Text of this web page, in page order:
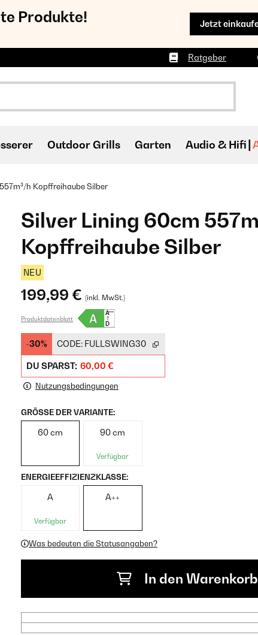
Produkte! Jetzt
Ratgeber
Outdoor Grills Garten Audio & Hifi
h Kopffreihaube Silber
Silver Lining 60cm
Kopffreihaube Silber
NEU
199,99 € (inkl. MwSt.)
Produktdatenblatt
-30% CODE: FULLSWING30
DU SPARST: 60,00 €
Nutzungsbedingungen
GRÖSSE DER VARIANTE:
60 cm 90 cm
Verfügbar
ENERGIEEFFIZIENZKLASSE:
A
Verfügbar
A++
Was bedeuten die Statusangaben?
In den Warenkorb